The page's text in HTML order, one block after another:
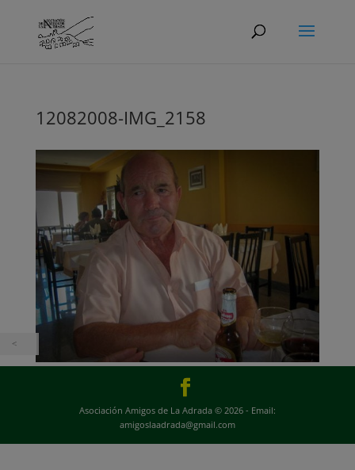
12082008-IMG_2158
Asociación Amigos de La Adrada © 2026 - Email:
amigoslaadrada@gmail.com